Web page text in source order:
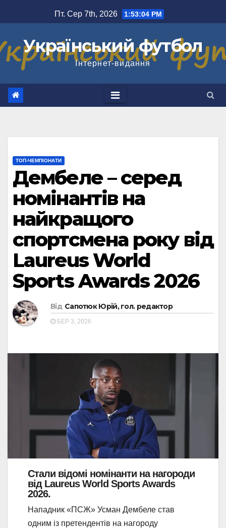
до
Пт. Сер 7th, 2026 1:53:05 PM
Український футбол
Інтернет-видання
ТОП-ЧЕМПІОНАТИ
Дембеле – серед
номінантів на
найкращого
спортсмена року від
Laureus World
Sports Awards 2026
Від Сапотюк Юрій, гол. редактор
БЕР 3, 2026
Стали відомі номінанти на нагороди
від Laureus World Sports Awards
2026.
Нападник «ПСЖ» Усман Дембеле став
одним із претендентів на нагороду